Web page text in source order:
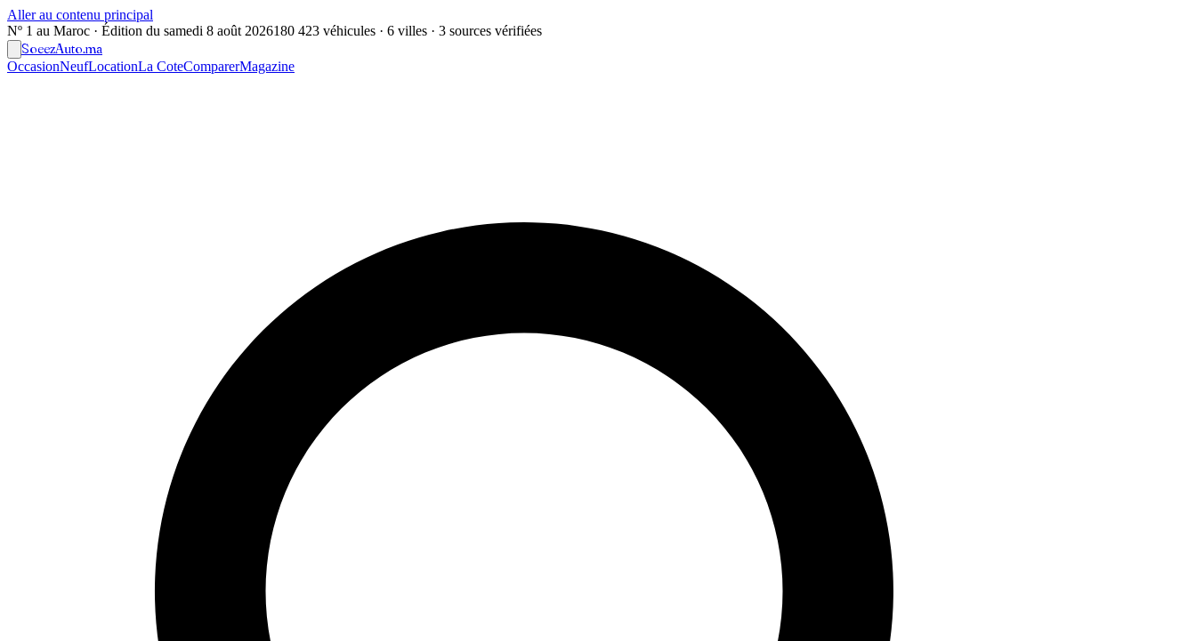
Aller au contenu principal
Nº 1 au Maroc · Édition du samedi 8 août 2026180 423 véhicules · 6 villes · 3 sources vérifiées
SoeezAuto.ma
OccasionNeufLocationLa CoteComparerMagazine